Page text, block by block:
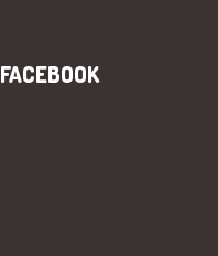
FACEBOOK